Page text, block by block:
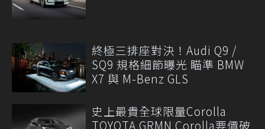
終極三排座對決！Audi Q9 /
SQ9 規格細節曝光 瞄準 BMW
X7 與 M-Benz GLS
史上最貴全球限量Corolla
TOYOTA GRMN Corolla要價破